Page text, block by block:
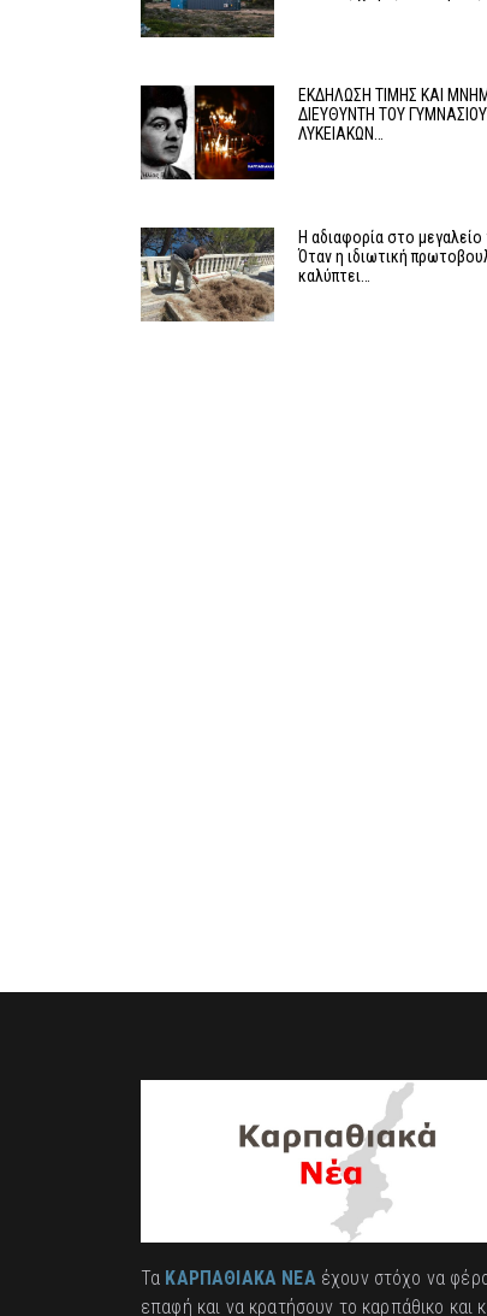
ΕΚΔΗΛΩΣΗ ΤΙΜΗΣ ΚΑΙ
ΔΙΕΥΘΥΝΤΗ ΤΟΥ
ΛΥΚΕΙΑΚΩΝ…
Η αδιαφορία στο μεγαλείο
Όταν η ιδιωτική
καλύπτει…
Τα ΚΑΡΠΑΘΙΑΚΑ ΝΕΑέχουν στόχο να
επαφή και να κρατήσουν το καρπάθικο και